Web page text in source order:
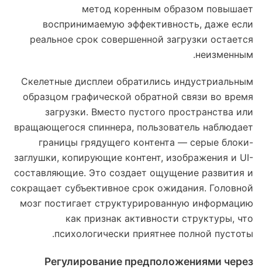
метод коренным образом повышает
воспринимаемую эффективность, даже если
реальное срок совершенной загрузки остается
неизменным.
Скелетные дисплеи обратились индустриальным
образцом графической обратной связи во время
загрузки. Вместо пустого пространства или
вращающегося спиннера, пользователь наблюдает
границы грядущего контента — серые блоки-
заглушки, копирующие контент, изображения и UI-
составляющие. Это создает ощущение развития и
сокращает субъективное срок ожидания. Головной
мозг постигает структурированную информацию
как признак активности структуры, что
психологически приятнее полной пустоты.
Регулирование предположениями через